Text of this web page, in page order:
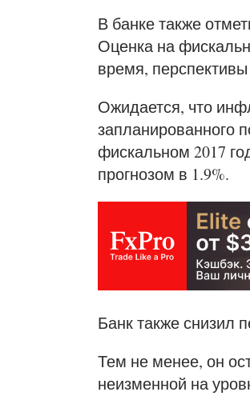
В банке также
Оценка на
время,
Ожидается, что
запланированного
фискальном 2017
прогнозом в 1.9%.
Банк также снизил
Тем не менее, он
неизменной на